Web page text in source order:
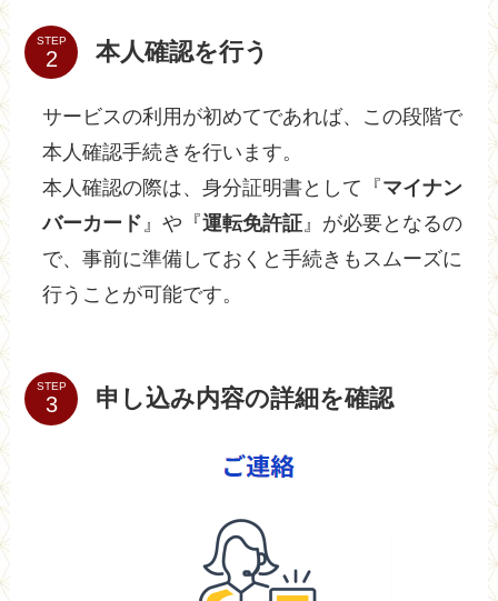
STEP 本人確認を行う
サービスの利用が初めてであれば、この段階で
本人確認手続きを行います。
本人確認の際は、身分証明書として『マイナン
バーカード』や『運転免許証』が必要となるの
で、事前に準備しておくと手続きもスムーズに
行うことが可能です。
STEP 申し込み内容の詳細を確認